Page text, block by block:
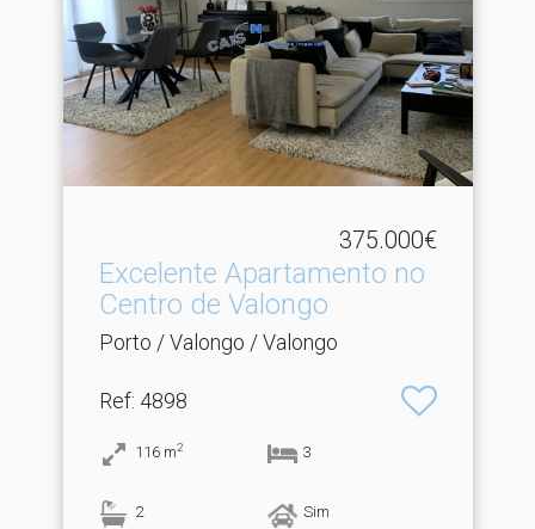
375.000€
Excelente Apartamento no
Centro de Valongo
Porto / Valongo / Valongo
Ref: 4898
116 m2 3
2 Sim